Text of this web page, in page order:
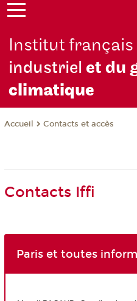
Institut français
industrielet du
climatique
Accueil Contacts et accès
Contacts Iffi
Paris et toutes